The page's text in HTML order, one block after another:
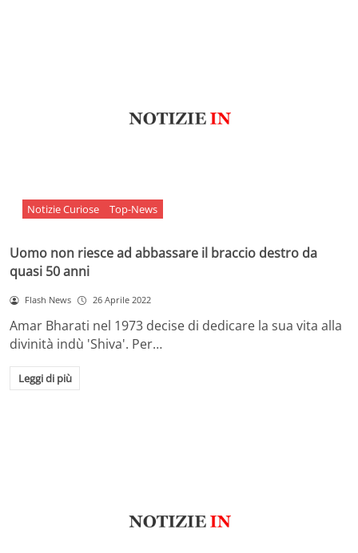
Notizie Curiose Top-News
Uomo non riesce ad abbassare il braccio destro da
quasi 50 anni
Flash News 26 Aprile 2022
Amar Bharati nel 1973 decise di dedicare la sua vita alla
divinità indù 'Shiva'. Per…
Leggi di più